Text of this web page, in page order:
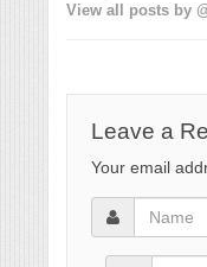
View all posts by
Leave a
Your email